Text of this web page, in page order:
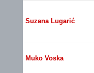
Suzana Lugarić
Muko Voska